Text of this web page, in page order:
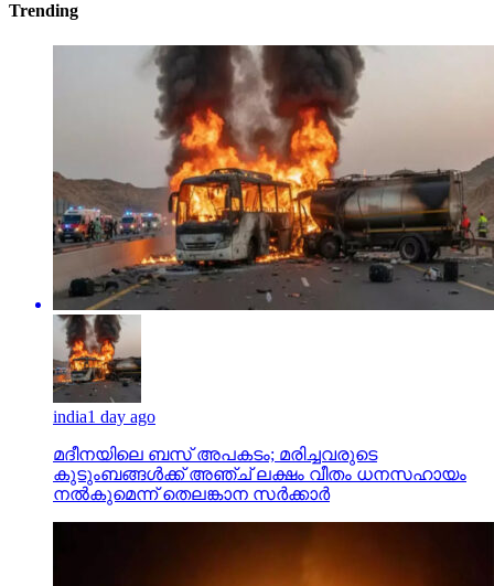
Trending
india1 day ago
മദീനയിലെ ബസ് അപകടം; മരിച്ചവരുടെ
കുടുംബങ്ങള്‍ക്ക് അഞ്ച് ലക്ഷം വീതം ധനസഹായം
നല്‍കുമെന്ന് തെലങ്കാന സര്‍ക്കാര്‍